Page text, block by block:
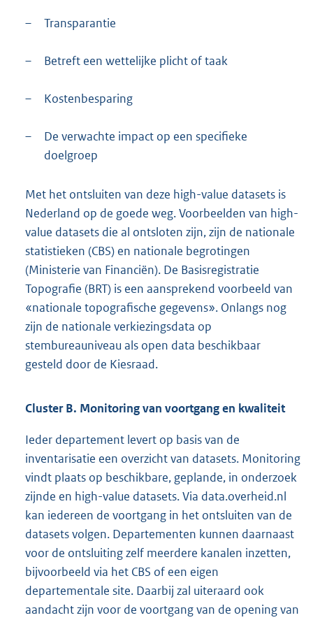
– Transparantie
– Betreft een wettelijke plicht of taak
– Kostenbesparing
–
De verwachte impact op een specifieke
doelgroep
Met het ontsluiten van deze high-value datasets is
Nederland op de goede weg. Voorbeelden van high-
value datasets die al ontsloten zijn, zijn de nationale
statistieken (CBS) en nationale begrotingen
(Ministerie van Financiën). De Basisregistratie
Topografie (BRT) is een aansprekend voorbeeld van
«nationale topografische gegevens». Onlangs nog
zijn de nationale verkiezingsdata op
stembureauniveau als open data beschikbaar
gesteld door de Kiesraad.
Cluster B. Monitoring van voortgang en kwaliteit
Ieder departement levert op basis van de
inventarisatie een overzicht van datasets. Monitoring
vindt plaats op beschikbare, geplande, in onderzoek
zijnde en high-value datasets. Via data.overheid.nl
kan iedereen de voortgang in het ontsluiten van de
datasets volgen. Departementen kunnen daarnaast
voor de ontsluiting zelf meerdere kanalen inzetten,
bijvoorbeeld via het CBS of een eigen
departementale site. Daarbij zal uiteraard ook
aandacht zijn voor de voortgang van de opening van